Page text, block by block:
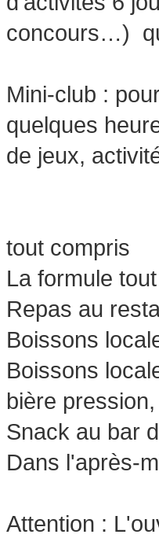
concours…)
Mini-club :
quelques
de jeux,
tout compris
La formule
Repas au
Boissons
Boissons
bière
Snack au bar
Dans l'après-
Attention :